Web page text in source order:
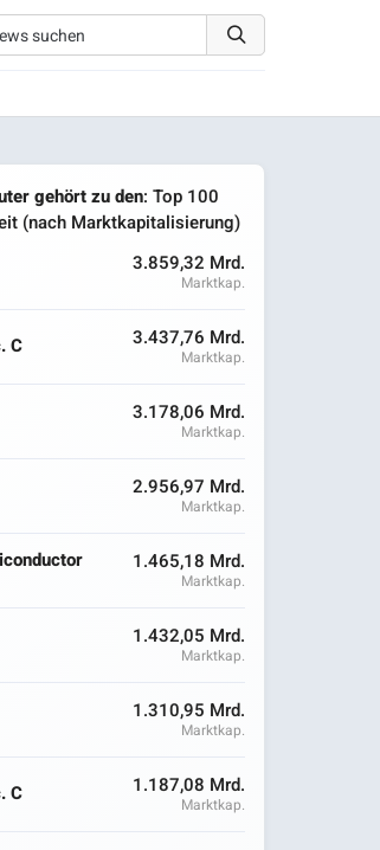
gehört zu den: Top 100
(nach Marktkapitalisierung)
3.859,32 Mrd.
Marktkap.
C 3.437,76 Mrd.
Marktkap.
3.178,06 Mrd.
Marktkap.
2.956,97 Mrd.
Marktkap.
1.465,18 Mrd.
Marktkap.
1.432,05 Mrd.
Marktkap.
1.310,95 Mrd.
Marktkap.
C 1.187,08 Mrd.
Marktkap.